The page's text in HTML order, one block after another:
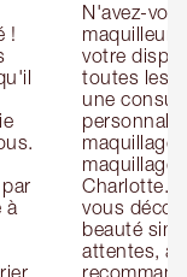
!
à
N'avez-
maquilleur
votre
toutes les
une
maquillage
maquillage
Charlotte.
vous
beauté
attentes,